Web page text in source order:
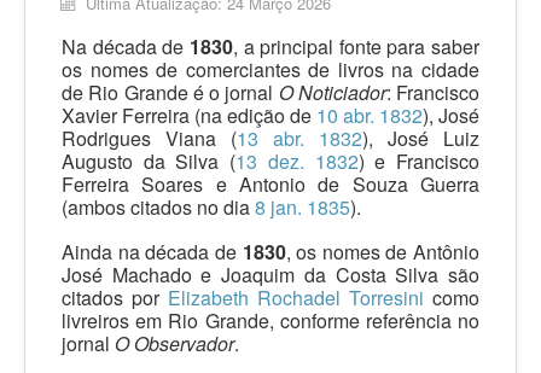
Produção
Documentos
Livreiros
Tipografias
Na década de 1830, a principal fonte para saber
os nomes de comerciantes de livros na cidade
de Rio Grande é o jornal O Noticiador: Francisco
Xavier Ferreira (na edição de 10 abr. 1832), José
Rodrigues Viana (13 abr. 1832), José Luiz
Augusto da Silva (13 dez. 1832) e Francisco
Ferreira Soares e Antonio de Souza Guerra
(ambos citados no dia8 jan. 1835).
Ainda na década de 1830, os nomes de Antônio
José Machado e Joaquim da Costa Silva são
citados por Elizabeth Rochadel Torresini como
livreiros em Rio Grande, conforme referência no
jornal O Observador.